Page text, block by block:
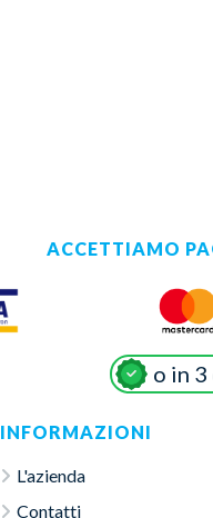
ACCETTIAMO
o in
INFORMAZIONI
L'azienda
Contatti